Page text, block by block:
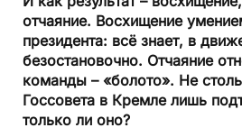
отчаяние. Восхищение
президента: всё знает, в
безостановочно. Отчаяние
команды – «болото». Не
Госсовета в Кремле лишь
только ли оно?